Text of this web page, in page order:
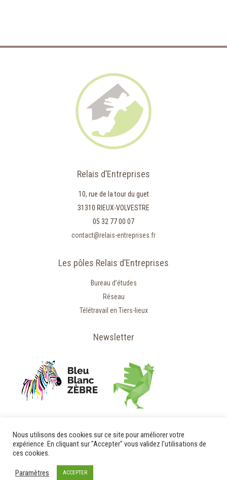
Relais d’Entreprises
10, rue de la tour du guet
31310 RIEUX-VOLVESTRE
05 32 77 00 07
contact@relais-entreprises.fr
Les pôles Relais d’Entreprises
Bureau d’études
Réseau
Télétravail en Tiers-lieux
Newsletter
Nous utilisons des cookies sur ce site pour améliorer votre
expérience. En cliquant sur "Accepter" vous validez l'utilisations de
ces cookies.
Paramètres ACCEPTER